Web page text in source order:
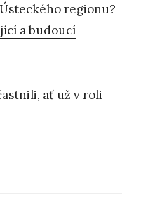
regionu?
a budoucí
ať už v roli